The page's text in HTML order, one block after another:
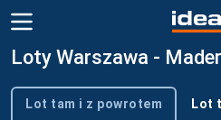
Loty Warszawa -
Typ podróży
Lot tam i z powrotem Lot